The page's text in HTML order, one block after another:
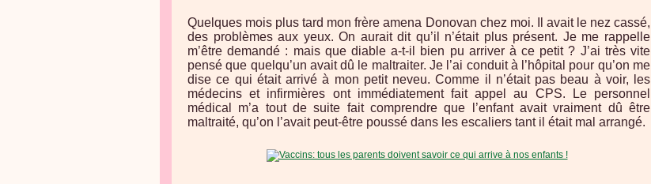
Quelques mois plus tard mon frère amena Donovan chez moi. Il avait le nez cassé,
des problèmes aux yeux. On aurait dit qu’il n’était plus présent. Je me rappelle
m’être demandé : mais que diable a-t-il bien pu arriver à ce petit ? J’ai très vite
pensé que quelqu’un avait dû le maltraiter. Je l’ai conduit à l’hôpital pour qu’on me
dise ce qui était arrivé à mon petit neveu. Comme il n’était pas beau à voir, les
médecins et infirmières ont immédiatement fait appel au CPS. Le personnel
médical m’a tout de suite fait comprendre que l’enfant avait vraiment dû être
maltraité, qu’on l’avait peut-être poussé dans les escaliers tant il était mal arrangé.